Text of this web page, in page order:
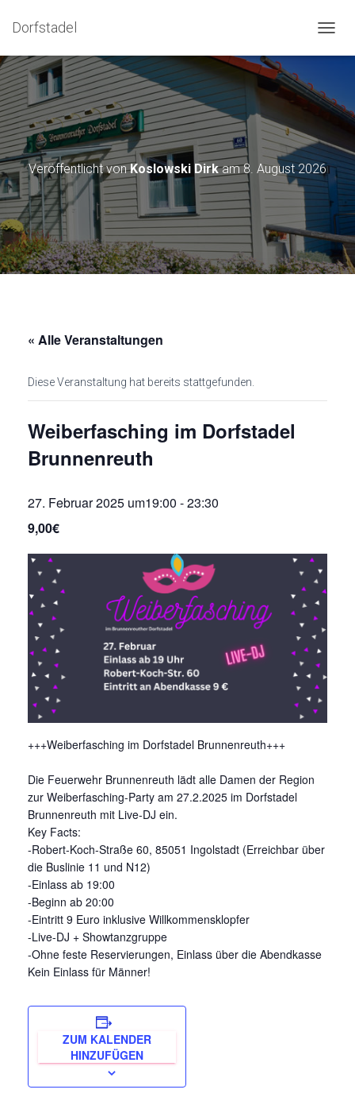
Dorfstadel
Veröffentlicht vonKoslowski Dirkam8. August 2026
« Alle Veranstaltungen
Diese Veranstaltung hat bereits stattgefunden.
Weiberfasching im Dorfstadel
Brunnenreuth
27. Februar 2025 um19:00 -23:30
9,00€
+++Weiberfasching im Dorfstadel Brunnenreuth+++
Die Feuerwehr Brunnenreuth lädt alle Damen der Region
zur Weiberfasching-Party am 27.2.2025 im Dorfstadel
Brunnenreuth mit Live-DJ ein.
Key Facts:
-Robert-Koch-Straße 60, 85051 Ingolstadt (Erreichbar über
die Buslinie 11 und N12)
-Einlass ab 19:00
-Beginn ab 20:00
-Eintritt 9 Euro inklusive Willkommensklopfer
-Live-DJ + Showtanzgruppe
-Ohne feste Reservierungen, Einlass über die Abendkasse
Kein Einlass für Männer!
ZUM KALENDER
HINZUFÜGEN